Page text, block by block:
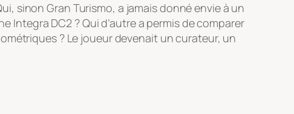
sinonGran Turismo, a jamais donné envie à un
DC2 ? Qui d’autre a permis de comparer
? Le joueur devenait un curateur, un